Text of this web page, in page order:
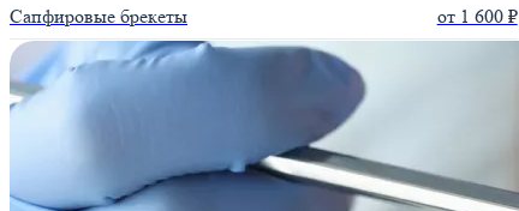
Сапфировые брекеты от 1 600 ₽